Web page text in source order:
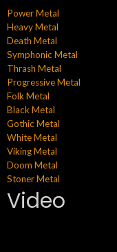
Power Metal
Heavy Metal
Death Metal
Symphonic Metal
Thrash Metal
Progressive Metal
Folk Metal
Black Metal
Gothic Metal
White Metal
Viking Metal
Doom Metal
Stoner Metal
Video